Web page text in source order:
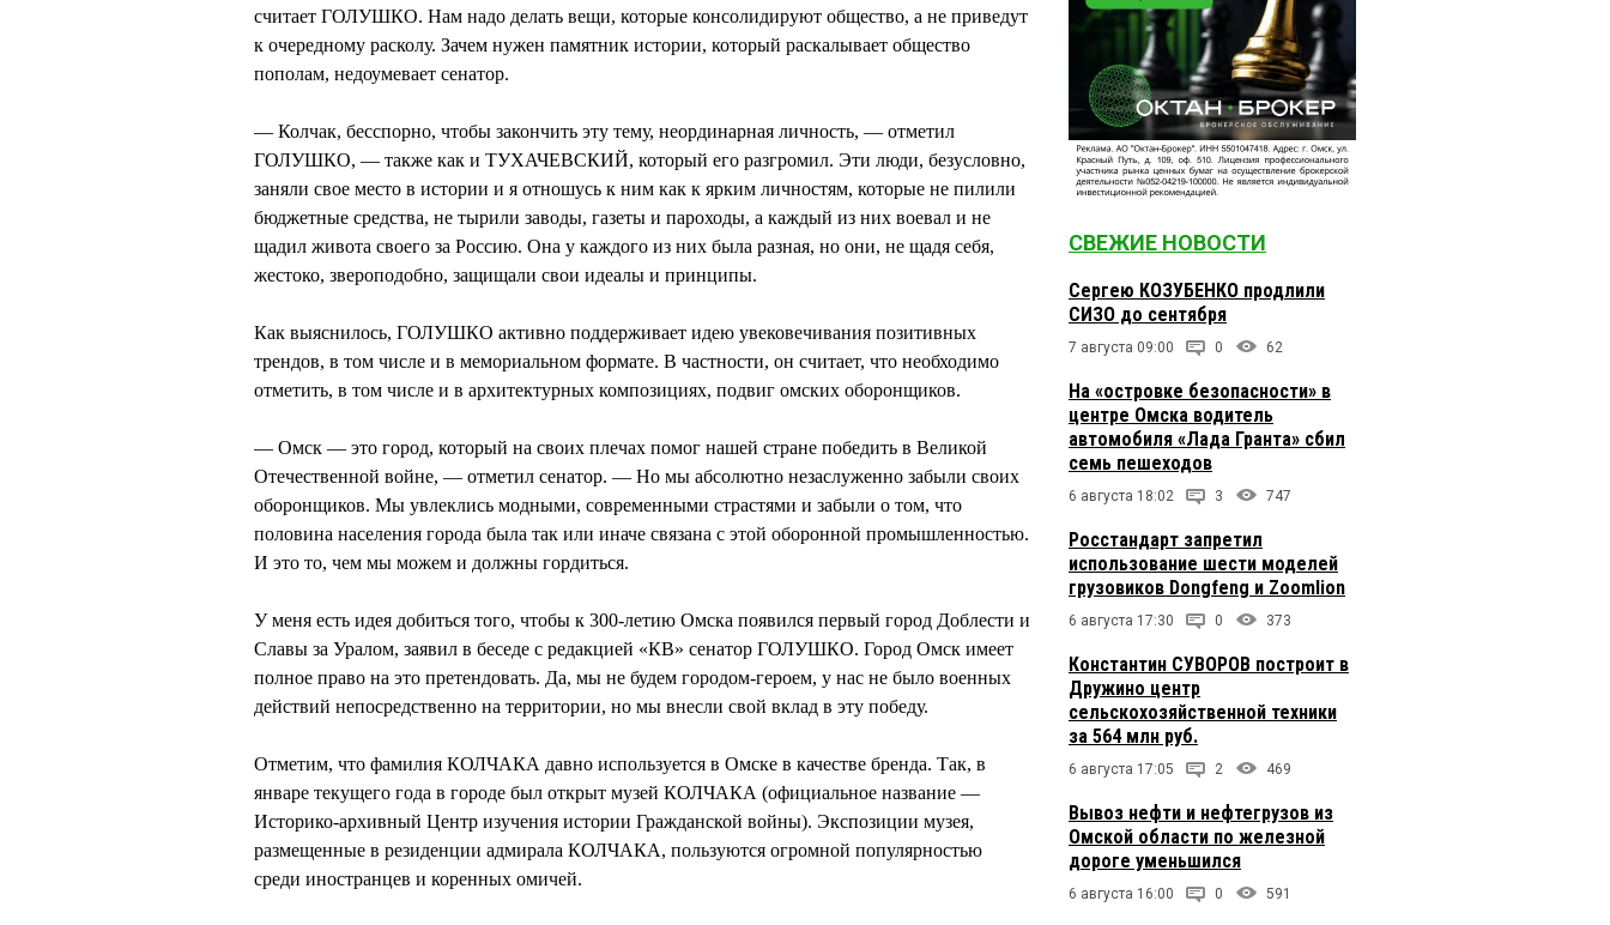
считает ГОЛУШКО. Нам надо делать вещи, которые консолидируют общество, а не приведут
к очередному расколу. Зачем нужен памятник истории, который раскалывает общество
пополам, недоумевает сенатор.
— Колчак, бесспорно, чтобы закончить эту тему, неординарная личность, — отметил
ГОЛУШКО, — также как и ТУХАЧЕВСКИЙ, который его разгромил. Эти люди, безусловно,
заняли свое место в истории и я отношусь к ним как к ярким личностям, которые не пилили
бюджетные средства, не тырили заводы, газеты и пароходы, а каждый из них воевал и не
щадил живота своего за Россию. Она у каждого из них была разная, но они, не щадя себя,
жестоко, звероподобно, защищали свои идеалы и принципы.
Как выяснилось, ГОЛУШКО активно поддерживает идею увековечивания позитивных
трендов, в том числе и в мемориальном формате. В частности, он считает, что необходимо
отметить, в том числе и в архитектурных композициях, подвиг омских оборонщиков.
— Омск — это город, который на своих плечах помог нашей стране победить в Великой
Отечественной войне, — отметил сенатор. — Но мы абсолютно незаслуженно забыли своих
оборонщиков. Мы увлеклись модными, современными страстями и забыли о том, что
половина населения города была так или иначе связана с этой оборонной промышленностью.
И это то, чем мы можем и должны гордиться.
У меня есть идея добиться того, чтобы к 300-летию Омска появился первый город Доблести и
Славы за Уралом, заявил в беседе с редакцией «КВ» сенатор ГОЛУШКО. Город Омск имеет
полное право на это претендовать. Да, мы не будем городом-героем, у нас не было военных
действий непосредственно на территории, но мы внесли свой вклад в эту победу.
Отметим, что фамилия КОЛЧАКА давно используется в Омске в качестве бренда. Так, в
январе текущего года в городе был открыт музей КОЛЧАКА (официальное название —
Историко-архивный Центр изучения истории Гражданской войны). Экспозиции музея,
размещенные в резиденции адмирала КОЛЧАКА, пользуются огромной популярностью
среди иностранцев и коренных омичей.
СВЕЖИЕ НОВОСТИ
Сергею КОЗУБЕНКО продлили
СИЗО до сентября
7 августа 09:00 0 62
На «островке безопасности» в
центре Омска водитель
автомобиля «Лада Гранта» сбил
семь пешеходов
6 августа 18:02 3 747
Росстандарт запретил
использование шести моделей
грузовиков Dongfeng и Zoomlion
6 августа 17:30 0 373
Константин СУВОРОВ построит в
Дружино центр
сельскохозяйственной техники
за 564 млн руб.
6 августа 17:05 2 469
Вывоз нефти и нефтегрузов из
Омской области по железной
дороге уменьшился
6 августа 16:00 0 591